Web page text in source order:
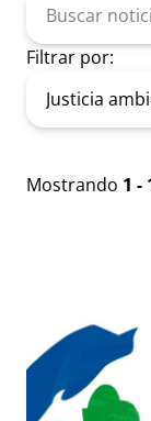
noticias
Filtrar por:
Mostrando 1 -